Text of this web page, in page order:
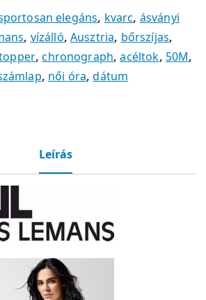
elegáns, kvarc, ásványi
, vízálló, Ausztria, bőrszíjas,
,chronograph,acéltok, 50M,
, női óra,dátum
Leírás